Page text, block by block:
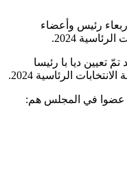
رئيس وأعضاء
2024.
تعيين ديا با رئيسا
الرئاسية 2024.